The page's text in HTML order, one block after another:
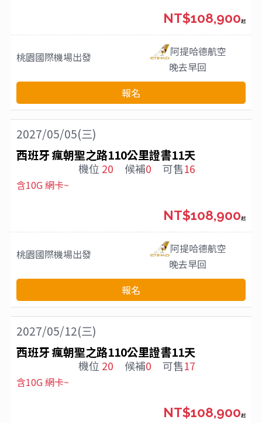
桃園國際機場出發
阿提哈德航空
晚去早回
NT$108,900起
報名
2027/05/05(三)
西班牙 瘋朝聖之路110公里證書11天
機位 20 候補0 可售16
含10G 網卡~
桃園國際機場出發
阿提哈德航空
晚去早回
NT$108,900起
報名
2027/05/12(三)
西班牙 瘋朝聖之路110公里證書11天
機位 20 候補0 可售17
含10G 網卡~
NT$108,900起